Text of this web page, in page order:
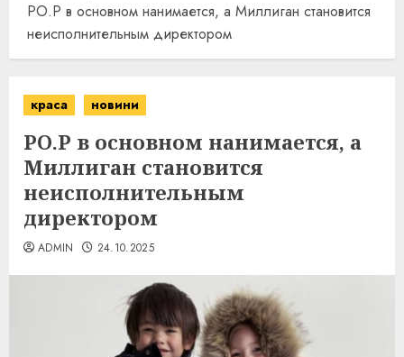
PO.P в основном нанимается, а Миллиган становится
неисполнительным директором
краса новини
PO.P в основном нанимается, а
Миллиган становится
неисполнительным
директором
ADMIN 24.10.2025